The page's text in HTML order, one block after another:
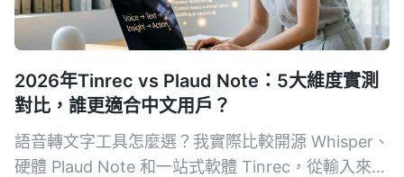
2026年Tinrec vs Plaud Note：5大維度實測
對比，誰更適合中文用戶？
語音轉文字工具怎麼選？我實際比較開源 Whisper、
硬體 Plaud Note 和一站式軟體 Tinrec，從輸入來